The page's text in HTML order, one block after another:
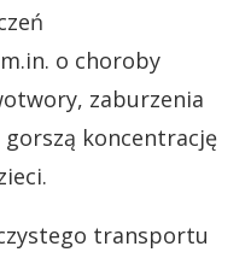
o choroby
zaburzenia
koncentrację
transportu